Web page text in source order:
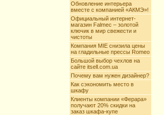
Обновление интерьера
вместе с компанией «АКМЭ»!
Официальный интернет-
магазин Falmec – золотой
ключик в мир свежести и
чистоты
Компания MIE снизила цены
на гладильные прессы Romeo
Большой выбор чехлов на
сайте itsell.com.ua
Почему вам нужен дизайнер?
Как сэкономить место в
шкафу
Клиенты компании «Ферара»
получают 20% скидки на
заказ шкафа-купе